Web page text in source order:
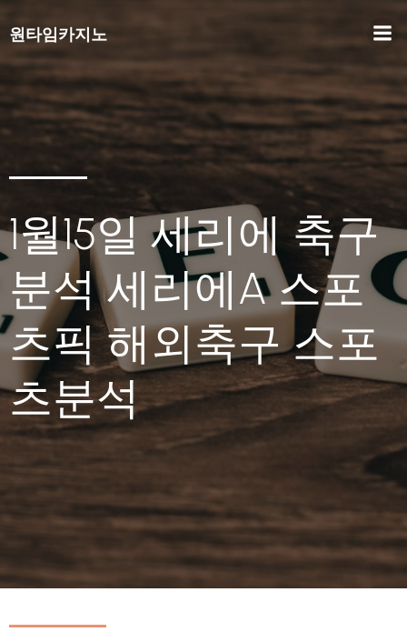
원타임카지노
1월15일 세리에 축구
분석 세리에A 스포
츠픽 해외축구 스포
츠분석